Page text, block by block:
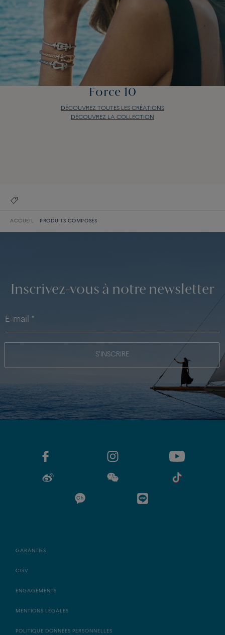
Force 10
DÉCOUVREZ TOUTES LES CRÉATIONS
DÉCOUVREZ LA COLLECTION
ACCUEIL PRODUITS COMPOSÉS
Inscrivez-vous à notre newsletter
S'INSCRIRE
GARANTIES
CGV
ENGAGEMENTS
MENTIONS LÉGALES
POLITIQUE DONNÉES PERSONNELLES